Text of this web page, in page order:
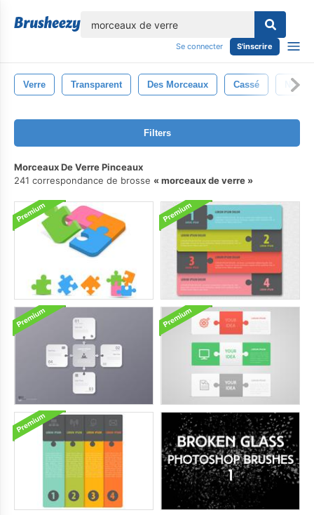
Se connecter S'inscrire
Verre Transparent Des Morceaux Cassé Noir
Filters
Morceaux De Verre Pinceaux
241 correspondance de brosse
morceaux de verre